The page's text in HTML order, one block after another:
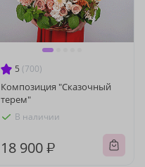
5 (700)
Композиция "Сказочный
терем"
В наличии
18 900 ₽